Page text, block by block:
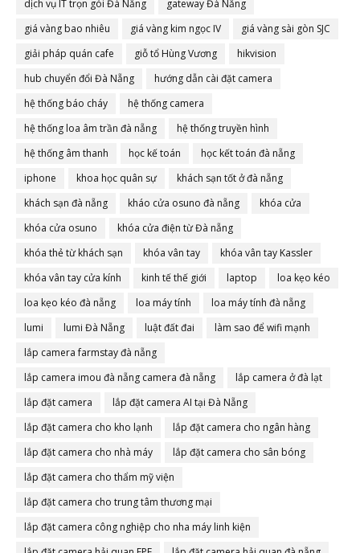
dịch vụ IT trọn gói Đà Nẵng
gateway Đà Nẵng
giá vàng bao nhiêu
giá vàng kim ngọc IV
giá vàng sài gòn SJC
giải pháp quán cafe
giỗ tổ Hùng Vương
hikvision
hub chuyển đổi Đà Nẵng
hướng dẫn cài đặt camera
hệ thống báo cháy
hệ thống camera
hệ thống loa âm trần đà nẵng
hệ thống truyền hình
hệ thống âm thanh
học kế toán
học kết toán đà nẵng
iphone
khoa học quân sự
khách sạn tốt ở đà nẵng
khách sạn đà nẵng
kháo cửa osuno đà nẵng
khóa cửa
khóa cửa osuno
khóa cửa điện từ Đà nẵng
khóa thẻ từ khách sạn
khóa vân tay
khóa vân tay Kassler
khóa vân tay cửa kính
kinh tế thế giới laptop
loa kẹo kéo
loa kẹo kéo đà nẵng
loa máy tính
loa máy tính đà nẵng
lumi
lumi Đà Nẵng luật đất đai
làm sao để wifi mạnh
lắp camera farmstay đà nẵng
lắp camera imou đà nẵng camera đà nẵng
lắp camera ở đà lạt
lắp đặt camera
lắp đặt camera AI tại Đà Nẵng
lắp đặt camera cho kho lạnh
lắp đặt camera cho ngân hàng
lắp đặt camera cho nhà máy
lắp đặt camera cho sân bóng
lắp đặt camera cho thẩm mỹ viện
lắp đặt camera cho trung tâm thương mại
lắp đặt camera công nghiệp cho nha máy linh kiện